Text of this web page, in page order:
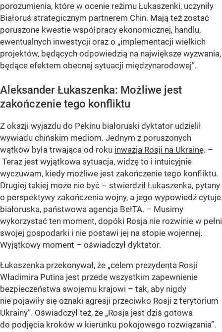
porozumienia, które w ocenie reżimu Łukaszenki, uczyniły
Białoruś strategicznym partnerem Chin. Mają też zostać
poruszone kwestie współpracy ekonomicznej, handlu,
ewentualnych inwestycji oraz o „implementacji wielkich
projektów, będących odpowiedzią na największe wyzwania,
będące efektem obecnej sytuacji międzynarodowej”.
Aleksander Łukaszenka: Możliwe jest
zakończenie tego konfliktu
Z okazji wyjazdu do Pekinu białoruski dyktator udzielił
wywiadu chińskim mediom. Jednym z poruszonych
wątków była trwająca od roku inwazja Rosji na Ukrainę. –
Teraz jest wyjątkowa sytuacja, widzę to i intuicyjnie
wyczuwam, kiedy możliwe jest zakończenie tego konfliktu.
Drugiej takiej może nie być – stwierdził Łukaszenka, pytany
o perspektywy zakończenia wojny, a jego wypowiedź cytuje
białoruska, państwowa agencja BełTA. – Musimy
wykorzystać ten moment, dopóki Rosja nie rozwinie w pełni
swojej gospodarki i nie postawi jej na stopie wojennej.
Wyjątkowy moment – oświadczył dyktator.
Łukaszenka przekonywał, że „celem prezydenta Rosji
Władimira Putina jest przede wszystkim zapewnienie
bezpieczeństwa swojemu krajowi – tak, aby nigdy
nie pojawiły się oznaki agresji przeciwko Rosji z terytorium
Ukrainy”. Oświadczył też, że „Rosja jest dziś gotowa
do podjęcia kroków w kierunku pokojowego rozwiązania”.